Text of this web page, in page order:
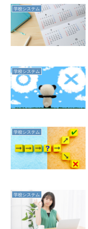
学校システム
学校システム
学校システム
学校システム